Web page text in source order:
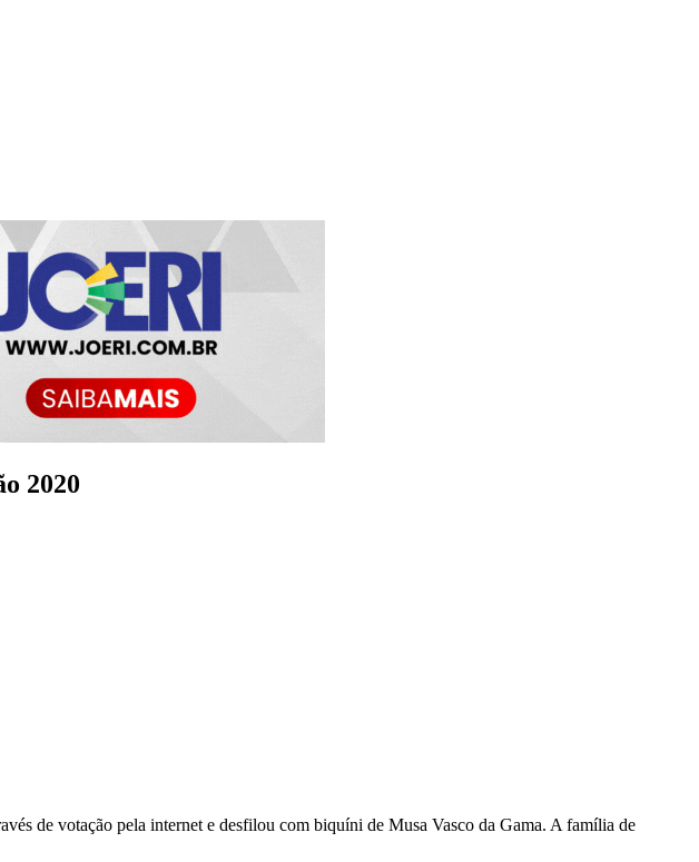
2020
de votação pela internet e desfilou com biquíni de Musa Vasco da Gama. A família de